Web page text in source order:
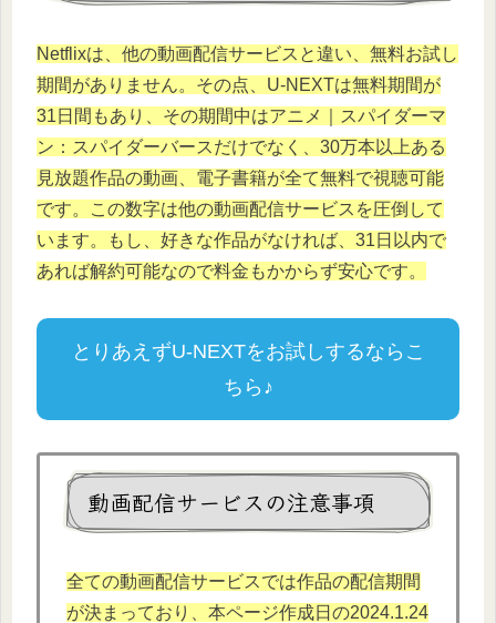
Netflixは、他の動画配信サービスと違い、無料お試し
期間がありません。その点、U-NEXTは無料期間が
31日間もあり、その期間中はアニメ｜スパイダーマ
ン：スパイダーバースだけでなく、30万本以上ある
見放題作品の動画、電子書籍が全て無料で視聴可能
です。この数字は他の動画配信サービスを圧倒して
います。もし、好きな作品がなければ、31日以内で
あれば解約可能なので料金もかからず安心です。
とりあえずU-NEXTをお試しするならこ
ちら♪
動画配信サービスの注意事項
全ての動画配信サービスでは作品の配信期間
が決まっており、本ページ作成日の2024.1.24